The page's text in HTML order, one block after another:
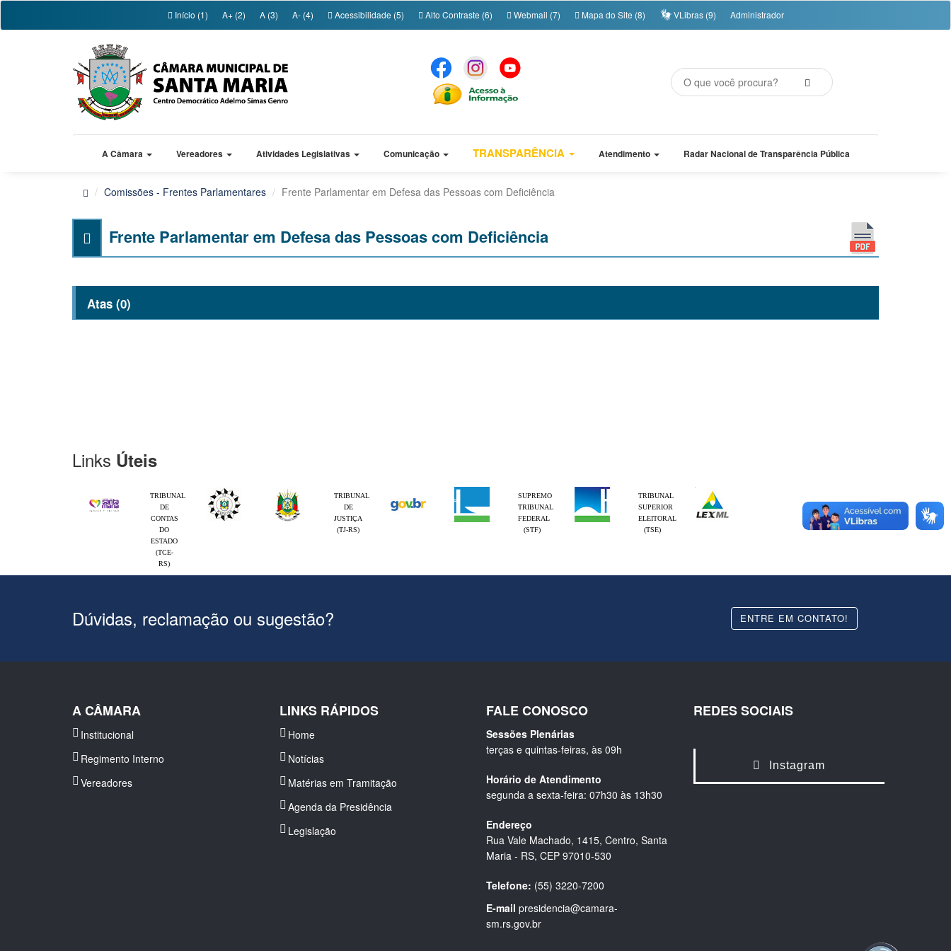
Início (1) A+ (2) A (3) A- (4) Acessibilidade (5) Alto Contraste (6) Webmail (7) Mapa do Site (8) VLibras (9) Administrador
A Câmara Vereadores Atividades Legislativas Comunicação TRANSPARÊNCIA Atendimento Radar Nacional de Transparência Pública
Comissões - Frentes Parlamentares Frente Parlamentar em Defesa das Pessoas com Deficiência
Frente Parlamentar em Defesa das Pessoas com Deficiência
Atas (0)
Links Úteis
TRIBUNAL
DE
CONTAS
DO
ESTADO
(TCE-
RS)
TRIBUNAL
DE
JUSTIÇA
(TJ-RS)
SUPREMO
TRIBUNAL
FEDERAL
(STF)
TRIBUNAL
SUPERIOR
ELEITORAL
(TSE)
Dúvidas, reclamação ou sugestão? ENTRE EM CONTATO!
A CÂMARA
Institucional
Regimento Interno
Vereadores
LINKS RÁPIDOS
Home
Notícias
Matérias em Tramitação
Agenda da Presidência
Legislação
FALE CONOSCO
Sessões Plenárias
terças e quintas-feiras, às 09h
Horário de Atendimento
segunda a sexta-feira: 07h30 às 13h30
Endereço
Rua Vale Machado, 1415, Centro, Santa
Maria - RS, CEP 97010-530
Telefone: (55) 3220-7200
E-mail presidencia@camara-
sm.rs.gov.br
REDES SOCIAIS
Instagram